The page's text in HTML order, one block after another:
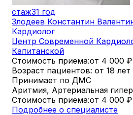
стаж31 год
Злодеев Константин
Кардиолог
Центр Современной
Капитанской
Стоимость приема:от 4 000 ₽
Возраст пациентов: от 18 лет
Принимает по ДМС
Аритмия, Артериальная
Стоимость приема:от 4 000 ₽
Подробнее о специалисте